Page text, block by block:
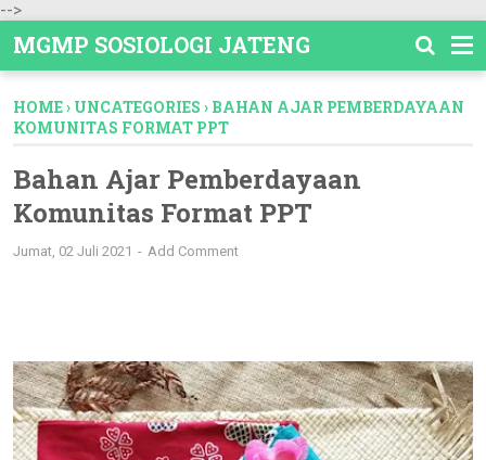
-->
MGMP SOSIOLOGI JATENG
HOME› UNCATEGORIES › BAHAN AJAR PEMBERDAYAAN
KOMUNITAS FORMAT PPT
Bahan Ajar Pemberdayaan
Komunitas Format PPT
Jumat, 02 Juli 2021 Add Comment